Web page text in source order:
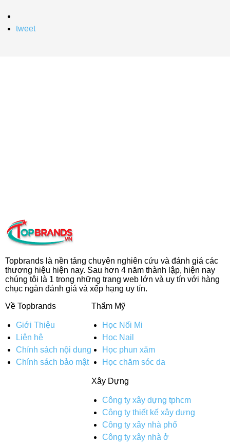
tweet
Topbrands là nền tảng chuyên nghiên cứu và đánh giá các
thương hiệu hiện nay. Sau hơn 4 năm thành lập, hiện nay
chúng tôi là 1 trong những trang web lớn và uy tín với hàng
chục ngàn đánh giá và xếp hạng uy tín.
Về Topbrands
Giới Thiệu
Liên hệ
Chính sách nội dung
Chính sách bảo mật
Thẩm Mỹ
Học Nối Mi
Học Nail
Học phun xăm
Học chăm sóc da
Xây Dựng
Công ty xây dựng tphcm
Công ty thiết kế xây dựng
Công ty xây nhà phố
Công ty xây nhà ở